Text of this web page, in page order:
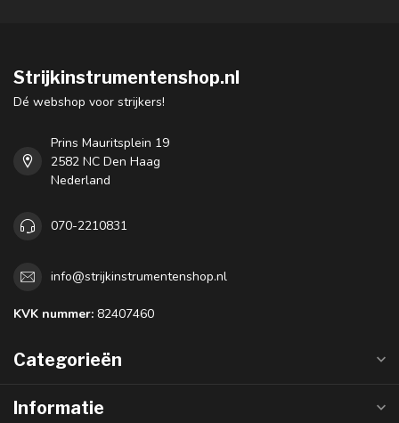
Strijkinstrumentenshop.nl
Dé webshop voor strijkers!
Prins Mauritsplein 19
2582 NC Den Haag
Nederland
070-2210831
info@strijkinstrumentenshop.nl
KVK nummer: 82407460
Categorieën
Informatie